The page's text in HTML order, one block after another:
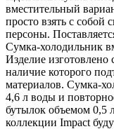
вместительный
просто взять с
персоны.
Сумка-холодильник
Изделие
наличие которого
материалов. Сумка-
4,6 л воды и
бутылок объемом 0,5
коллекции Impact